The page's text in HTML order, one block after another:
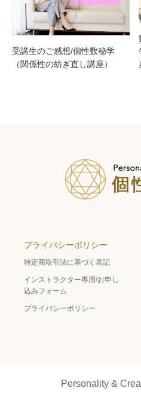
受講生のご感想/個性数秘学
（関係性の紡ぎ直し講座）
プライバシーポリシー
特定商取引法に基づく表記
インストラクター専用/お申し
込みフォーム
プライバシーポリシー
Personality &